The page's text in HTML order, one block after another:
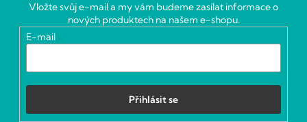
Vložte svůj e-mail a my vám budeme zasílat informace o
nových produktech na našem e-shopu.
E-mail
Přihlásit se